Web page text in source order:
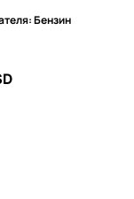
Бензин